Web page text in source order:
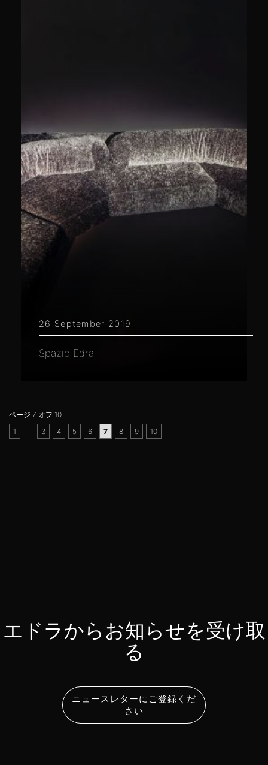
26 September 2019
Spazio Edra
ページ 7 オフ 10
1
3 4 5 6 7 8 9 10
ニュースレターにご登録くだ
さい
エドラからお知らせを受け取
る